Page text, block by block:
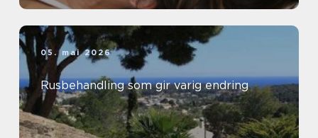
05. mai 2026
Rusbehandling som gir varig endring